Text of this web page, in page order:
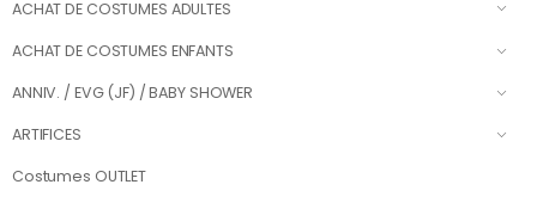
ACHAT DE COSTUMES ADULTES
ACHAT DE COSTUMES ENFANTS
ANNIV. / EVG (JF) / BABY SHOWER
ARTIFICES
Costumes OUTLET